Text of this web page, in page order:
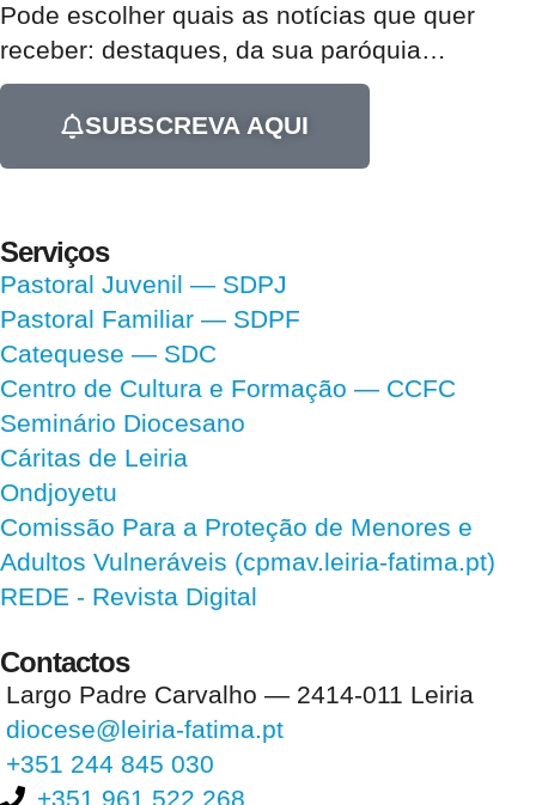
Pode escolher quais as notícias que quer
receber: destaques, da sua paróquia…
SUBSCREVA AQUI
Serviços
Pastoral Juvenil — SDPJ
Pastoral Familiar — SDPF
Catequese — SDC
Centro de Cultura e Formação — CCFC
Seminário Diocesano
Cáritas de Leiria
Ondjoyetu
Comissão Para a Proteção de Menores e
Adultos Vulneráveis (cpmav.leiria-fatima.pt)
REDE - Revista Digital
Contactos
Largo Padre Carvalho — 2414-011 Leiria
diocese@leiria-fatima.pt
+351 244 845 030
+351 961 522 268